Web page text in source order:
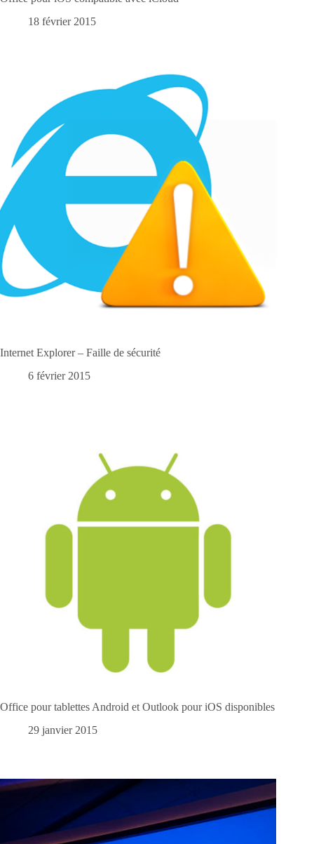
18 février 2015
Internet Explorer – Faille de sécurité
6 février 2015
Office pour tablettes Android et Outlook pour iOS disponibles
29 janvier 2015